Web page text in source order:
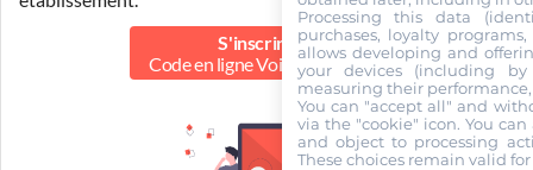
S'inscrire au
Code en ligne Voiture 50.00 €
Processing this data
purchases, loyalty
allows developing and
your devices (including
measuring their
You can "accept all" and
via the "cookie" icon. You
and object to processing
These choices remain valid